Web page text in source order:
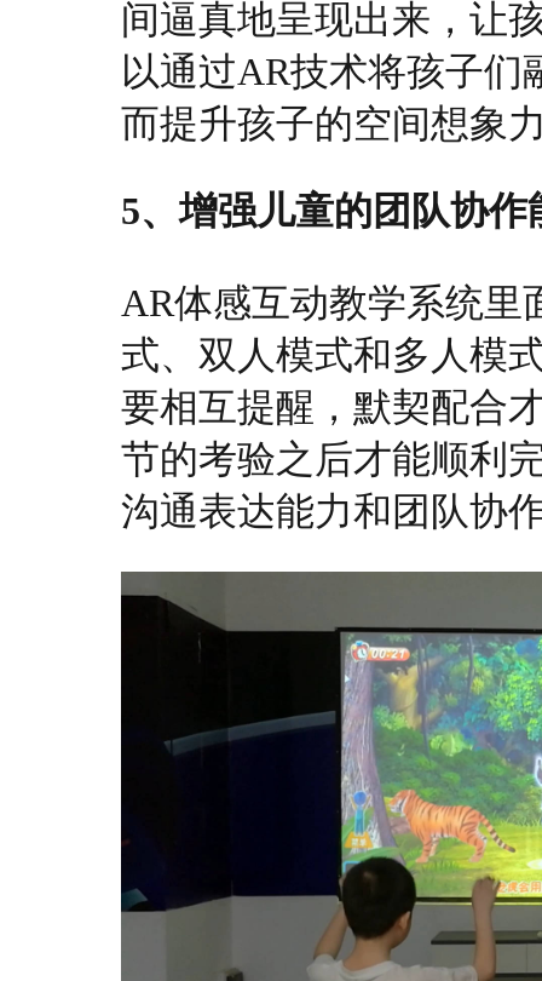
间逼真地呈现出来，让
以通过AR技术将孩子们
而提升孩子的空间想象
5、增强儿童的团队协作
AR体感互动教学系统里
式、双人模式和多人模
要相互提醒，默契配合
节的考验之后才能顺利
沟通表达能力和团队协